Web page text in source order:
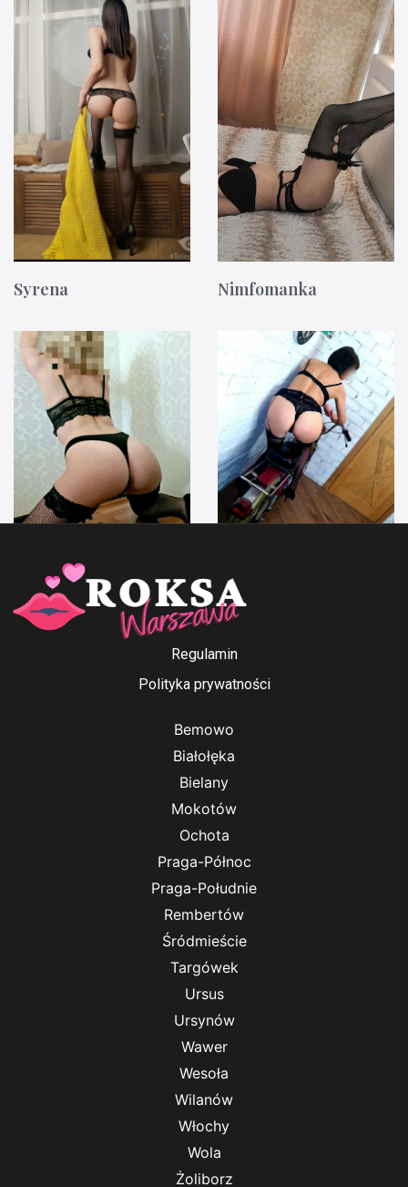
Syrena Nimfomanka
Anna Ford Irenka
Regulamin
Polityka prywatności
Bemowo
Białołęka
Bielany
Mokotów
Ochota
Praga-Północ
Praga-Południe
Rembertów
Śródmieście
Targówek
Ursus
Ursynów
Wawer
Wesoła
Wilanów
Włochy
Wola
Żoliborz